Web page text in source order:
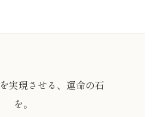
実現させる、運命の石
を。